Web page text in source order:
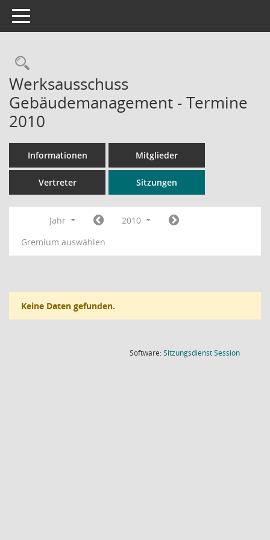
Toggle navigation
Rechercheauswahl
Werksausschuss
Gebäudemanagement - Termine
2010
Informationen Mitglieder
Vertreter Sitzungen
Jahr
2010
Gremium auswählen
Keine Daten gefunden.
Software:SitzungsdienstSession(Wird in